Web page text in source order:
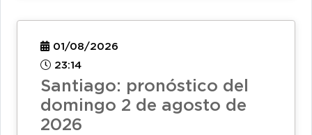
01/08/2026
23:14
Santiago: pronóstico del
domingo 2 de agosto de
2026